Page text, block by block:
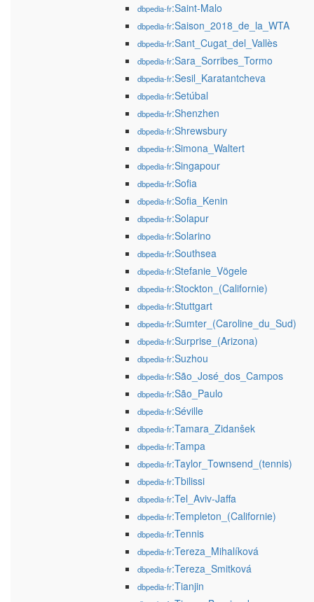
dbpedia-fr:Saint-Malo
dbpedia-fr:Saison_2018_de_la_WTA
dbpedia-fr:Sant_Cugat_del_Vallès
dbpedia-fr:Sara_Sorribes_Tormo
dbpedia-fr:Sesil_Karatantcheva
dbpedia-fr:Setúbal
dbpedia-fr:Shenzhen
dbpedia-fr:Shrewsbury
dbpedia-fr:Simona_Waltert
dbpedia-fr:Singapour
dbpedia-fr:Sofia
dbpedia-fr:Sofia_Kenin
dbpedia-fr:Solapur
dbpedia-fr:Solarino
dbpedia-fr:Southsea
dbpedia-fr:Stefanie_Vögele
dbpedia-fr:Stockton_(Californie)
dbpedia-fr:Stuttgart
dbpedia-fr:Sumter_(Caroline_du_Sud)
dbpedia-fr:Surprise_(Arizona)
dbpedia-fr:Suzhou
dbpedia-fr:São_José_dos_Campos
dbpedia-fr:São_Paulo
dbpedia-fr:Séville
dbpedia-fr:Tamara_Zidanšek
dbpedia-fr:Tampa
dbpedia-fr:Taylor_Townsend_(tennis)
dbpedia-fr:Tbilissi
dbpedia-fr:Tel_Aviv-Jaffa
dbpedia-fr:Templeton_(Californie)
dbpedia-fr:Tennis
dbpedia-fr:Tereza_Mihalíková
dbpedia-fr:Tereza_Smitková
dbpedia-fr:Tianjin